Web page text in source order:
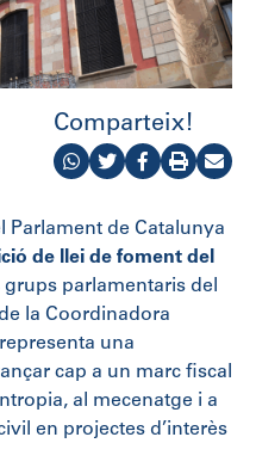
Comparteix!
Parlament de Catalunya
de llei de foment del
parlamentaris del
la Coordinadora
una
cap a un marc fiscal
al mecenatge i a
en projectes d’interès